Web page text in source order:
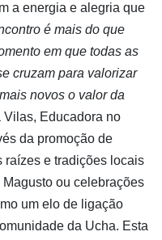
a energia e alegria que
é mais do que
em que todas as
cruzam para valorizar
novos o valor da
Vilas, Educadora no
da promoção de
raízes e tradições locais
ou celebrações
um elo de ligação
da Ucha. Esta